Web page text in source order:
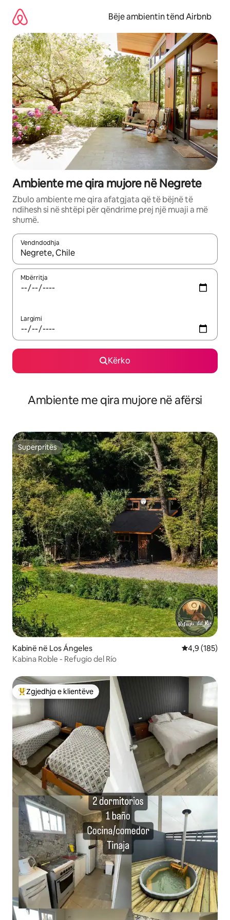
përmbajtja
Bëje ambientin tënd Airbnb
Ambiente me qira mujore në Negrete
Zbulo ambiente me qira afatgjata që të bëjnë të
ndihesh si në shtëpi për qëndrime prej një muaji a më
shumë.
Vendndodhja
Kur rezultatet të jenë të disponueshme, lëviz me butonat e
Mbërritja
Largimi
Kërko
Ambiente me qira mujore në afërsi
Superpritës
Superpritës
Kabinë në Los Ángeles Vlerësimi
4,9 (185)
Kabina Roble - Refugio del Río
Më të mirat e zgjedhjeve të klientëve
Zgjedhja e klientëve